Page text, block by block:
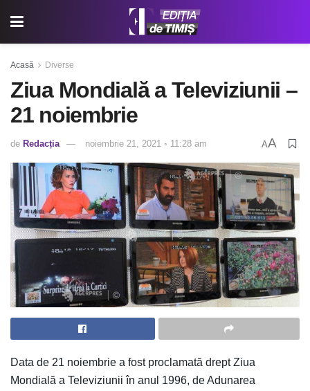
Acasă Diverse
Ziua Mondială a Televiziunii –
21 noiembrie
de Redacția noiembrie 21, 2021 ◦ 11:28 am AA
Data de 21 noiembrie a fost proclamată drept Ziua
Mondială a Televiziunii în anul 1996, de Adunarea